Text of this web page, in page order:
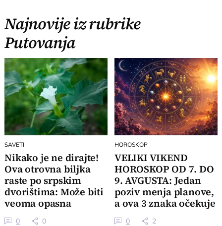
Najnovije iz rubrike
Putovanja
SAVETI
Nikako je ne dirajte!
Ova otrovna biljka
raste po srpskim
dvorištima: Može biti
veoma opasna
0 0
HOROSKOP
VELIKI VIKEND
HOROSKOP OD 7. DO
9. AVGUSTA: Jedan
poziv menja planove,
a ova 3 znaka očekuje
veliki preokret
0 2